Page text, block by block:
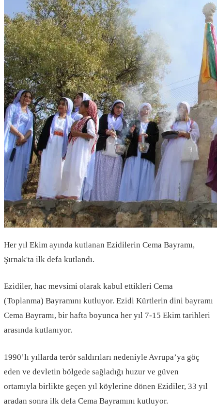
Her yıl Ekim ayında kutlanan Ezidilerin Cema Bayramı,
Şırnak'ta ilk defa kutlandı.
Ezidiler, hac mevsimi olarak kabul ettikleri Cema
(Toplanma) Bayramını kutluyor. Ezidi Kürtlerin dini bayramı
Cema Bayramı, bir hafta boyunca her yıl 7-15 Ekim tarihleri
arasında kutlanıyor.
1990’lı yıllarda terör saldırıları nedeniyle Avrupa’ya göç
eden ve devletin bölgede sağladığı huzur ve güven
ortamıyla birlikte geçen yıl köylerine dönen Ezidiler, 33 yıl
aradan sonra ilk defa Cema Bayramını kutluyor.